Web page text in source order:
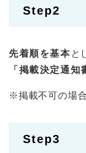
Step2
先着順を基本と
「掲載決定通知
※掲載不可の場
Step3